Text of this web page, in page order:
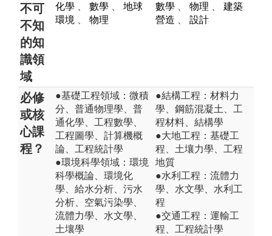
不可
不知
的知
識領
域
化學 數學
地球
環境
物理
數學 物理
建築
營造
設計
必修
或核
心課
程？
●基礎工程領域：微積
分、普通物理學、普
通化學、工程數學、
工程圖學、計算機概
論、工程統計學
●環境科學領域：環境
科學概論、環境化
學、給水分析、污水
分析、空氣污染學、
流體力學、水文學、
土壤學
●結構工程：材料力
學、鋼筋混凝土、工
程材料、結構學
●大地工程：基礎工
程、土壤力學、工程
地質
●水利工程：流體力
學、水文學、水利工
程
●交通工程：運輸工
程、工程統計學